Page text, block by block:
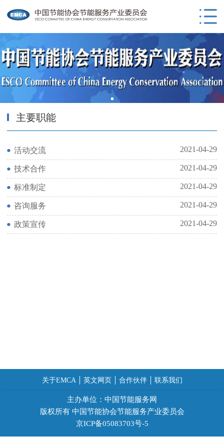
主要职能
活动交流 2021-04-29
技术合作 2021-04-29
标准制定 2021-04-29
咨询服务 2021-04-29
政策宣传 2021-04-29
关于EMCA 英文网页 合作伙伴 联系我们
主办单位：中国节能服务网
版权所有 中国节能协会节能服务产业委员会
京ICP备05083703号-5